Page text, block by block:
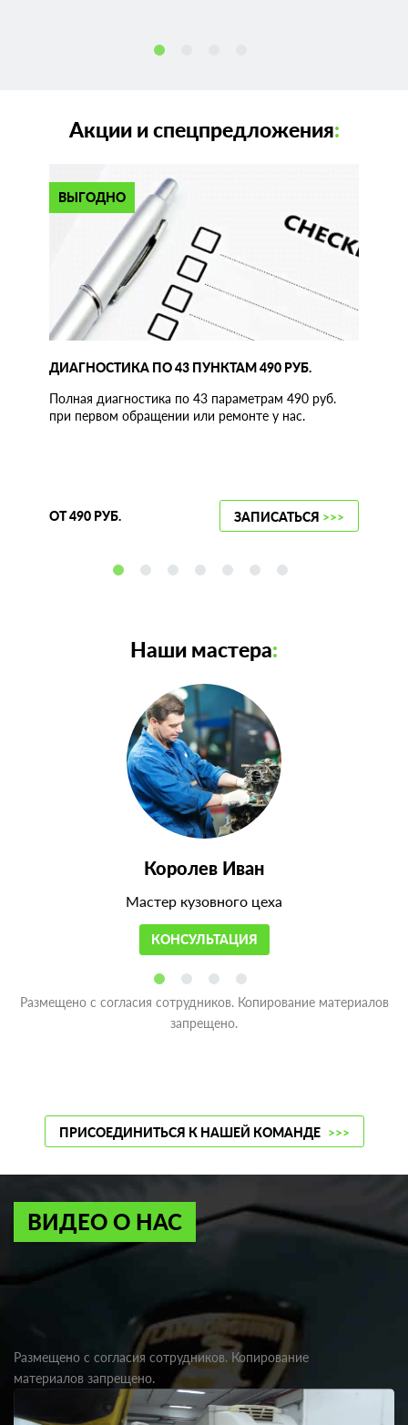
Акции и спецпредложения:
ВЫГОДНО
ДИАГНОСТИКА ПО 43 ПУНКТАМ 490 РУБ.
Полная диагностика по 43 параметрам 490 руб.
при первом обращении или ремонте у нас.
ОТ 490 РУБ. ЗАПИСАТЬСЯ >>>
Наши мастера:
Королев Иван
Мастер кузовного цеха
КОНСУЛЬТАЦИЯ
Размещено с согласия сотрудников. Копирование материалов
запрещено.
ПРИСОЕДИНИТЬСЯ К НАШЕЙ КОМАНДЕ >>>
ВИДЕО О НАС
Размещено с согласия сотрудников. Копирование
материалов запрещено.